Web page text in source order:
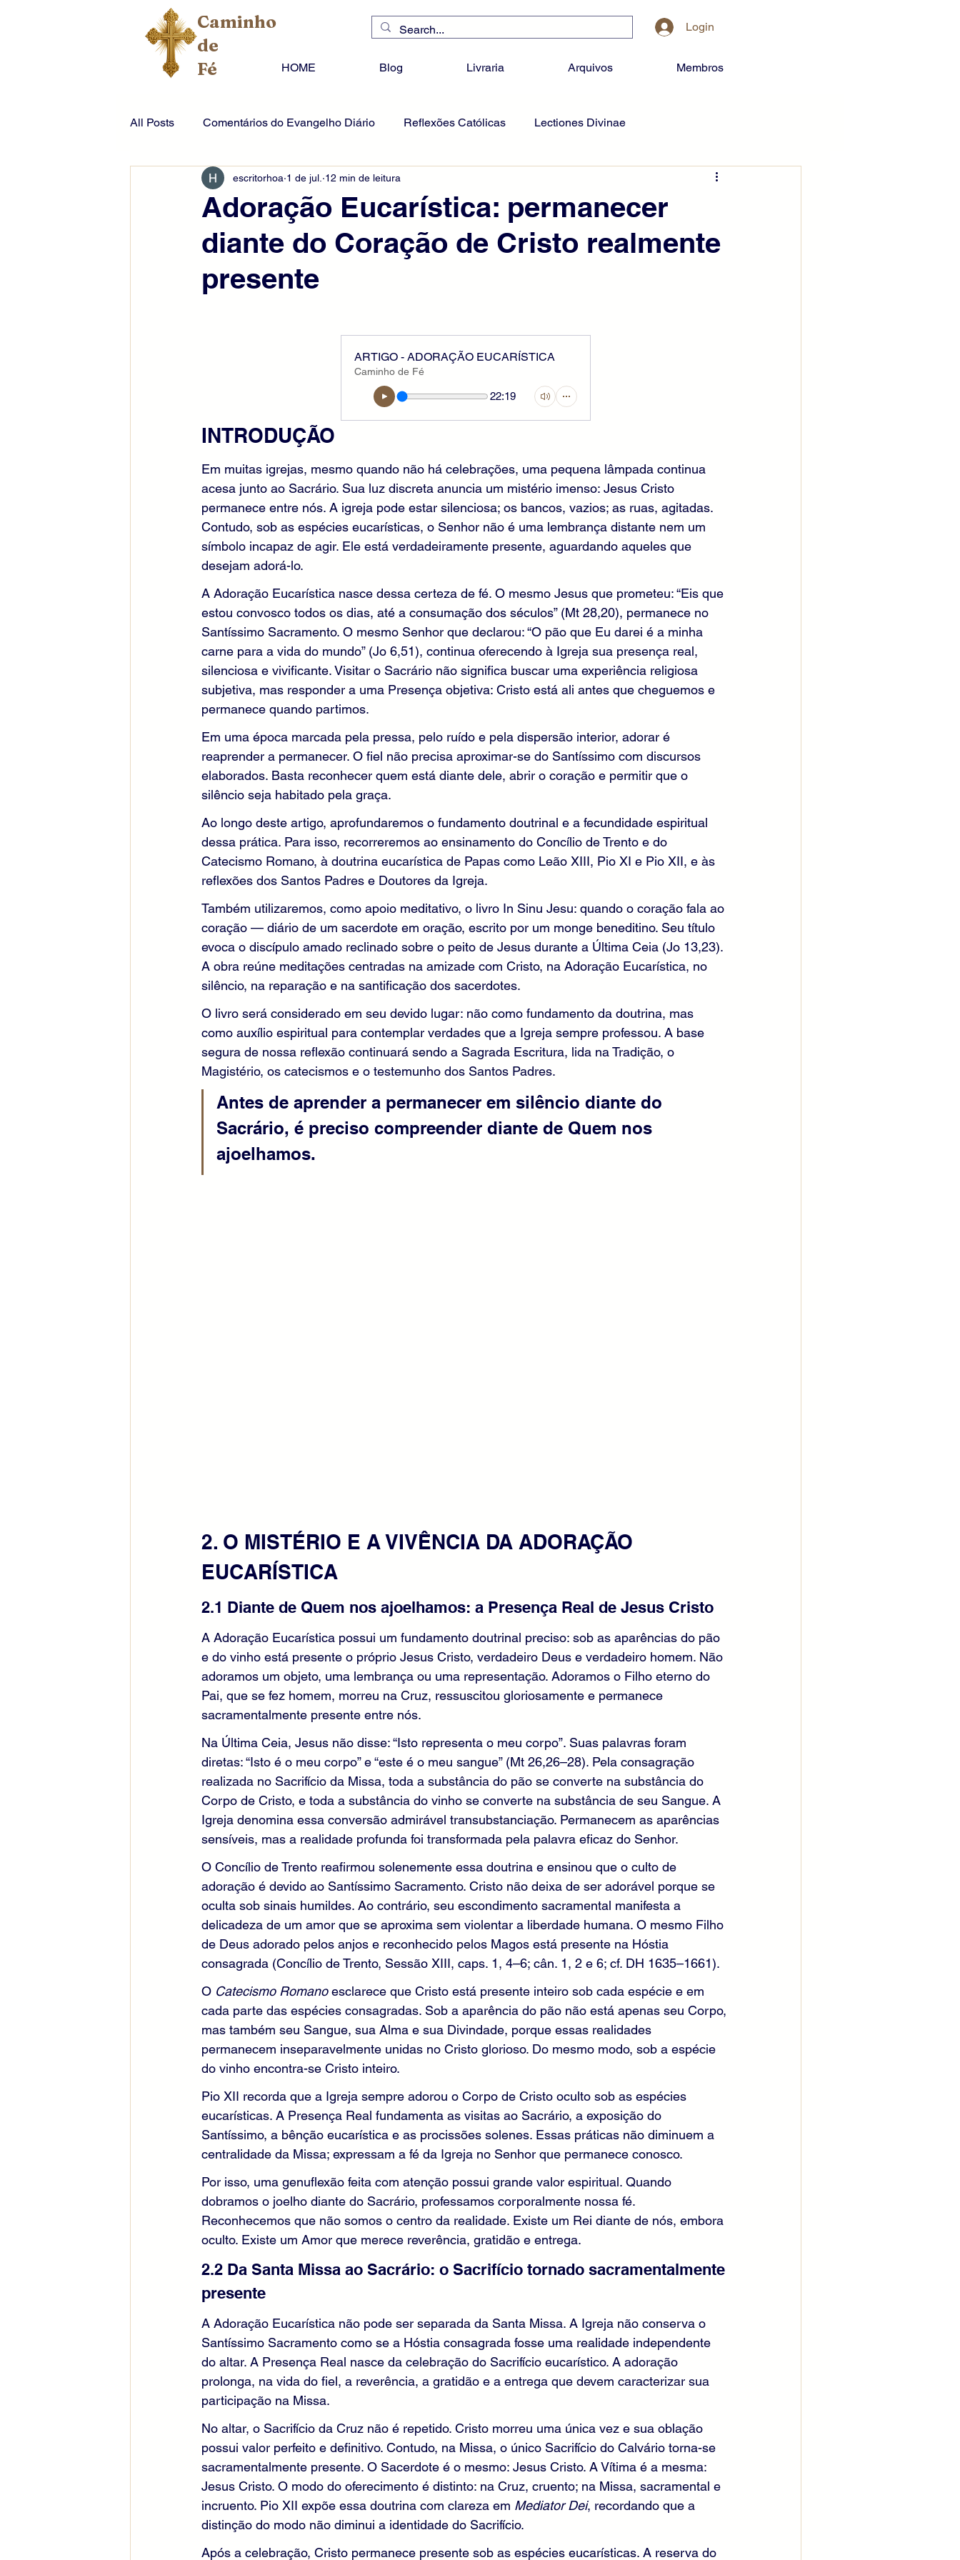
Caminho
de
Fé
Login
HOME Blog Livraria Arquivos Membros
All Posts Comentários do Evangelho Diário Reflexões Católicas Lectiones Divinae
Adoração Eucarística: permanecer
diante do Coração de Cristo realmente
presente
escritorhoa 1 de jul. 12 min de leitura
ARTIGO - ADORAÇÃO EUCARÍSTICA
Caminho de Fé
22:19
INTRODUÇÃO
Em muitas igrejas, mesmo quando não há celebrações, uma pequena lâmpada continua
acesa junto ao Sacrário. Sua luz discreta anuncia um mistério imenso: Jesus Cristo
permanece entre nós. A igreja pode estar silenciosa; os bancos, vazios; as ruas, agitadas.
Contudo, sob as espécies eucarísticas, o Senhor não é uma lembrança distante nem um
símbolo incapaz de agir. Ele está verdadeiramente presente, aguardando aqueles que
desejam adorá-lo.
A Adoração Eucarística nasce dessa certeza de fé. O mesmo Jesus que prometeu: “Eis que
estou convosco todos os dias, até a consumação dos séculos” (Mt 28,20), permanece no
Santíssimo Sacramento. O mesmo Senhor que declarou: “O pão que Eu darei é a minha
carne para a vida do mundo” (Jo 6,51), continua oferecendo à Igreja sua presença real,
silenciosa e vivificante. Visitar o Sacrário não significa buscar uma experiência religiosa
subjetiva, mas responder a uma Presença objetiva: Cristo está ali antes que cheguemos e
permanece quando partimos.
Em uma época marcada pela pressa, pelo ruído e pela dispersão interior, adorar é
reaprender a permanecer. O fiel não precisa aproximar-se do Santíssimo com discursos
elaborados. Basta reconhecer quem está diante dele, abrir o coração e permitir que o
silêncio seja habitado pela graça.
Ao longo deste artigo, aprofundaremos o fundamento doutrinal e a fecundidade espiritual
dessa prática. Para isso, recorreremos ao ensinamento do Concílio de Trento e do
Catecismo Romano, à doutrina eucarística de Papas como Leão XIII, Pio XI e Pio XII, e às
reflexões dos Santos Padres e Doutores da Igreja.
Também utilizaremos, como apoio meditativo, o livro In Sinu Jesu: quando o coração fala ao
coração — diário de um sacerdote em oração, escrito por um monge beneditino. Seu título
evoca o discípulo amado reclinado sobre o peito de Jesus durante a Última Ceia (Jo 13,23).
A obra reúne meditações centradas na amizade com Cristo, na Adoração Eucarística, no
silêncio, na reparação e na santificação dos sacerdotes.
O livro será considerado em seu devido lugar: não como fundamento da doutrina, mas
como auxílio espiritual para contemplar verdades que a Igreja sempre professou. A base
segura de nossa reflexão continuará sendo a Sagrada Escritura, lida na Tradição, o
Magistério, os catecismos e o testemunho dos Santos Padres.
Antes de aprender a permanecer em silêncio diante do
Sacrário, é preciso compreender diante de Quem nos
ajoelhamos.
2. O MISTÉRIO E A VIVÊNCIA DA ADORAÇÃO
EUCARÍSTICA
2.1 Diante de Quem nos ajoelhamos: a Presença Real de Jesus Cristo
A Adoração Eucarística possui um fundamento doutrinal preciso: sob as aparências do pão
e do vinho está presente o próprio Jesus Cristo, verdadeiro Deus e verdadeiro homem. Não
adoramos um objeto, uma lembrança ou uma representação. Adoramos o Filho eterno do
Pai, que se fez homem, morreu na Cruz, ressuscitou gloriosamente e permanece
sacramentalmente presente entre nós.
Na Última Ceia, Jesus não disse: “Isto representa o meu corpo”. Suas palavras foram
diretas: “Isto é o meu corpo” e “este é o meu sangue” (Mt 26,26–28). Pela consagração
realizada no Sacrifício da Missa, toda a substância do pão se converte na substância do
Corpo de Cristo, e toda a substância do vinho se converte na substância de seu Sangue. A
Igreja denomina essa conversão admirável transubstanciação. Permanecem as aparências
sensíveis, mas a realidade profunda foi transformada pela palavra eficaz do Senhor.
O Concílio de Trento reafirmou solenemente essa doutrina e ensinou que o culto de
adoração é devido ao Santíssimo Sacramento. Cristo não deixa de ser adorável porque se
oculta sob sinais humildes. Ao contrário, seu escondimento sacramental manifesta a
delicadeza de um amor que se aproxima sem violentar a liberdade humana. O mesmo Filho
de Deus adorado pelos anjos e reconhecido pelos Magos está presente na Hóstia
consagrada (Concílio de Trento, Sessão XIII, caps. 1, 4–6; cân. 1, 2 e 6; cf. DH 1635–1661).
O Catecismo Romano esclarece que Cristo está presente inteiro sob cada espécie e em
cada parte das espécies consagradas. Sob a aparência do pão não está apenas seu Corpo,
mas também seu Sangue, sua Alma e sua Divindade, porque essas realidades
permanecem inseparavelmente unidas no Cristo glorioso. Do mesmo modo, sob a espécie
do vinho encontra-se Cristo inteiro.
Pio XII recorda que a Igreja sempre adorou o Corpo de Cristo oculto sob as espécies
eucarísticas. A Presença Real fundamenta as visitas ao Sacrário, a exposição do
Santíssimo, a bênção eucarística e as procissões solenes. Essas práticas não diminuem a
centralidade da Missa; expressam a fé da Igreja no Senhor que permanece conosco.
Por isso, uma genuflexão feita com atenção possui grande valor espiritual. Quando
dobramos o joelho diante do Sacrário, professamos corporalmente nossa fé.
Reconhecemos que não somos o centro da realidade. Existe um Rei diante de nós, embora
oculto. Existe um Amor que merece reverência, gratidão e entrega.
2.2 Da Santa Missa ao Sacrário: o Sacrifício tornado sacramentalmente
presente
A Adoração Eucarística não pode ser separada da Santa Missa. A Igreja não conserva o
Santíssimo Sacramento como se a Hóstia consagrada fosse uma realidade independente
do altar. A Presença Real nasce da celebração do Sacrifício eucarístico. A adoração
prolonga, na vida do fiel, a reverência, a gratidão e a entrega que devem caracterizar sua
participação na Missa.
No altar, o Sacrifício da Cruz não é repetido. Cristo morreu uma única vez e sua oblação
possui valor perfeito e definitivo. Contudo, na Missa, o único Sacrifício do Calvário torna-se
sacramentalmente presente. O Sacerdote é o mesmo: Jesus Cristo. A Vítima é a mesma:
Jesus Cristo. O modo do oferecimento é distinto: na Cruz, cruento; na Missa, sacramental e
incruento. Pio XII expõe essa doutrina com clareza em Mediator Dei, recordando que a
distinção do modo não diminui a identidade do Sacrifício.
Após a celebração, Cristo permanece presente sob as espécies eucarísticas. A reserva do